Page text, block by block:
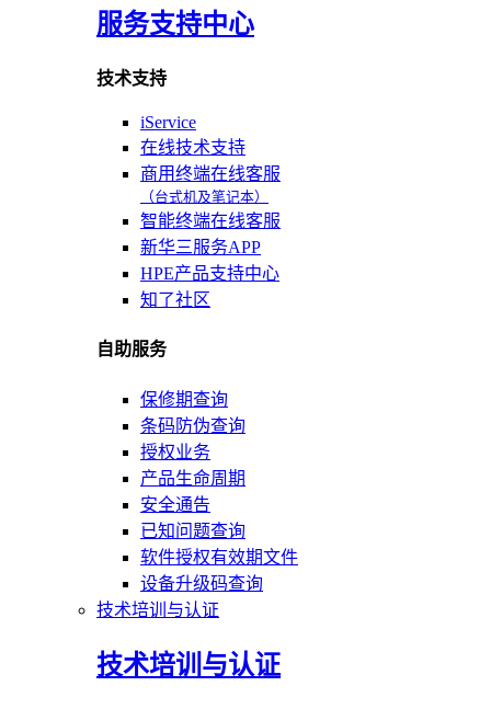
服务支持中心
技术支持
iService
在线技术支持
商用终端在线客服
（台式机及笔记本）
智能终端在线客服
新华三服务APP
HPE产品支持中心
知了社区
自助服务
保修期查询
条码防伪查询
授权业务
产品生命周期
安全通告
已知问题查询
软件授权有效期文件
设备升级码查询
技术培训与认证
技术培训与认证